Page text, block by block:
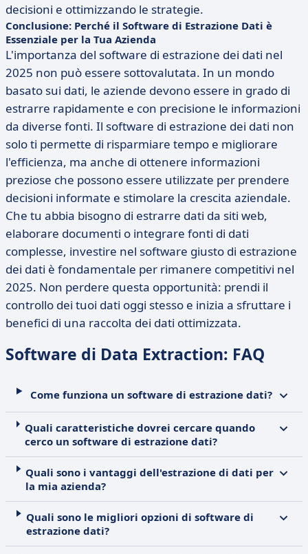
decisioni e ottimizzando le strategie.
Conclusione: Perché il Software di Estrazione Dati è
Essenziale per la Tua Azienda
L'importanza del software di estrazione dei dati nel
2025 non può essere sottovalutata. In un mondo
basato sui dati, le aziende devono essere in grado di
estrarre rapidamente e con precisione le informazioni
da diverse fonti. Il software di estrazione dei dati non
solo ti permette di risparmiare tempo e migliorare
l'efficienza, ma anche di ottenere informazioni
preziose che possono essere utilizzate per prendere
decisioni informate e stimolare la crescita aziendale.
Che tu abbia bisogno di estrarre dati da siti web,
elaborare documenti o integrare fonti di dati
complesse, investire nel software giusto di estrazione
dei dati è fondamentale per rimanere competitivi nel
2025. Non perdere questa opportunità: prendi il
controllo dei tuoi dati oggi stesso e inizia a sfruttare i
benefici di una raccolta dei dati ottimizzata.
Software di Data Extraction: FAQ
Come funziona un software di estrazione dati?
Quali caratteristiche dovrei cercare quando
cerco un software di estrazione dati?
Quali sono i vantaggi dell'estrazione di dati per
la mia azienda?
Quali sono le migliori opzioni di software di
estrazione dati?